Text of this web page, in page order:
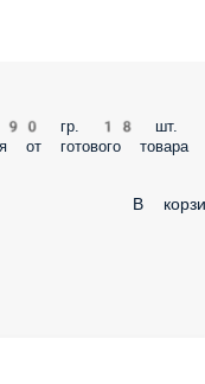
690 гр. 18 шт.
от готового товара
В